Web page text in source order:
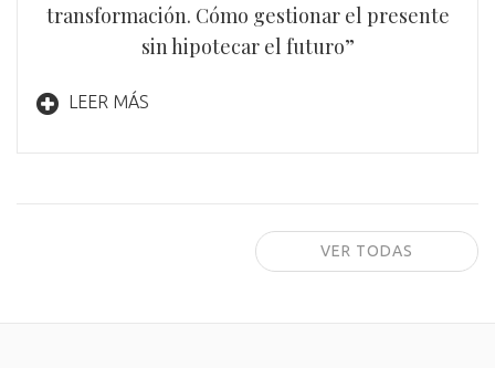
transformación. Cómo gestionar el presente
sin hipotecar el futuro”
LEER MÁS
VER TODAS